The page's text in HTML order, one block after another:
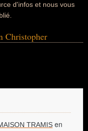
d'infos et nous vous
Christopher
TRAMIS en